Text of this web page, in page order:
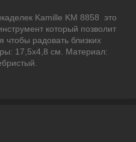
Kamille KM 8858 это
который позволит
чтобы радовать близких
17,5х4,8 см. Материал: